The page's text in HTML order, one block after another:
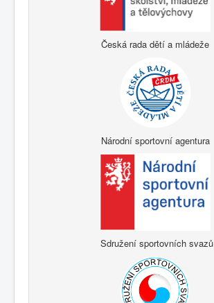
Česká rada dětí a mládeže
Národní sportovní agentura
Sdružení sportovních svazů